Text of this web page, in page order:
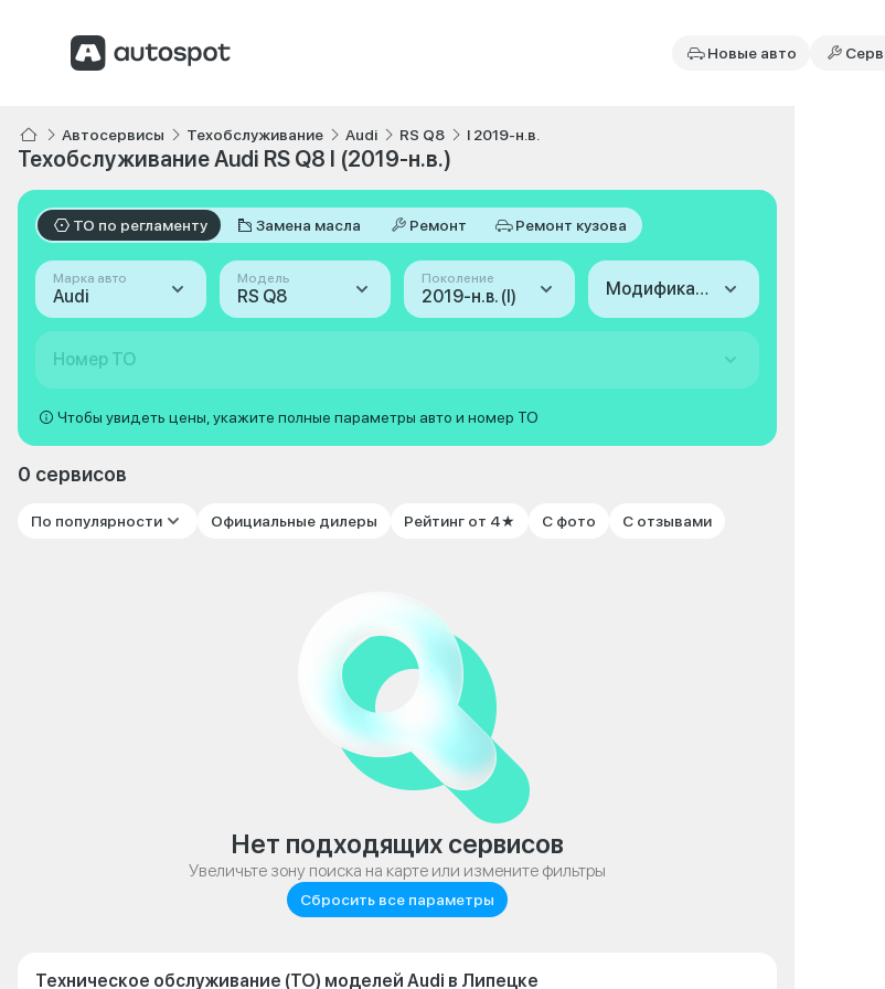
Новые авто
Автосервисы Техобслуживание Audi RS Q8 I 2019-н.в.
Техобслуживание Audi RS Q8 I (2019-н.в.)
ТО по регламенту Замена масла Ремонт Ремонт кузова
Марка авто
Audi
Модель
RS Q8
Поколение
2019-н.в. (I) Модификация
Номер ТО
Чтобы увидеть цены, укажите полные параметры авто и номер ТО
0 сервисов
По популярности Официальные дилеры Рейтинг от 4★ С фото С отзывами
Нет подходящих сервисов
Увеличьте зону поиска на карте или измените фильтры
Сбросить все параметры
Техническое обслуживание (ТО) моделей Audi в Липецке